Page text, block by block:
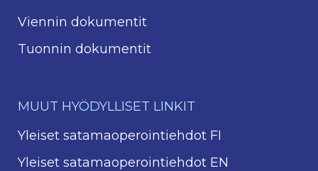
Viennin dokumentit
Tuonnin dokumentit
MUUT HYÖDYLLISET LINKIT
Yleiset satamaoperointiehdot FI
Yleiset satamaoperointiehdot EN